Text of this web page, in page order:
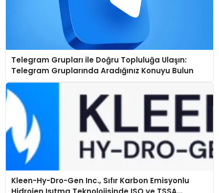
Telegram Grupları ile Doğru Topluluğa Ulaşın:
Telegram Gruplarında Aradığınız Konuyu Bulun
Kleen-Hy-Dro-Gen Inc., Sıfır Karbon Emisyonlu